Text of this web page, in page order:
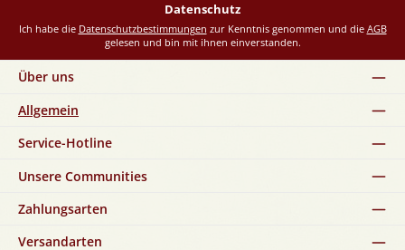
Datenschutz
Ich habe die Datenschutzbestimmungen zur Kenntnis genommen und die AGB
gelesen und bin mit ihnen einverstanden.
Über uns
Allgemein
Service-Hotline
Unsere Communities
Zahlungsarten
Versandarten